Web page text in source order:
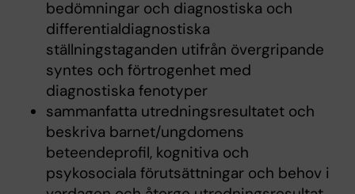
bedömningar och diagnostiska och
differentialdiagnostiska
ställningstaganden utifrån övergripande
syntes och förtrogenhet med
diagnostiska fenotyper
sammanfatta utredningsresultatet och
beskriva barnet/ungdomens
beteendeprofil, kognitiva och
psykosociala förutsättningar och behov i